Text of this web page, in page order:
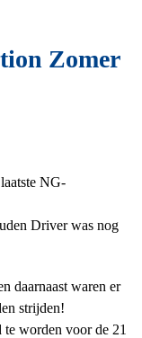
Zomer
NG-
Driver was nog
daarnaast waren er
strijden!
te worden voor de 21